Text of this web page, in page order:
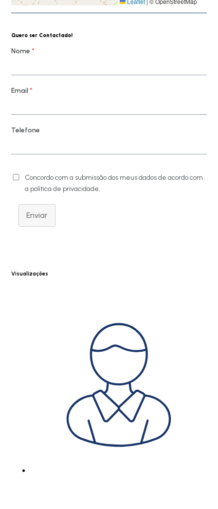
Quero ser Contactado!
Nome *
Email*
Telefone
Concordo com a submissão dos meus dados de acordo com
a política de privacidade.
Enviar
Visualizações